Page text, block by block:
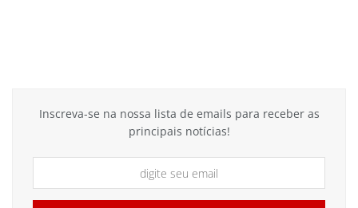
Inscreva-se na nossa lista de emails para receber as
principais notícias!